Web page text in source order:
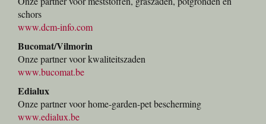
schors
www.dcm-info.com
Bucomat/Vilmorin
Onze partner voor kwaliteitszaden
www.bucomat.be
Edialux
Onze partner voor home-garden-pet bescherming
www.edialux.be